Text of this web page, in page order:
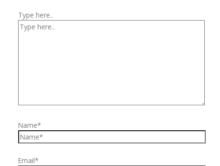
Type here..
Name*
Email*